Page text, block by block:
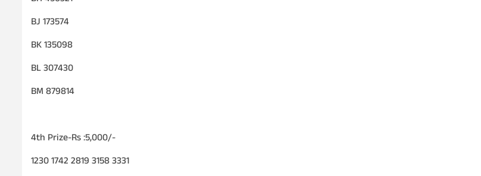
BJ 173574
BK 135098
BL 307430
BM 879814
4th Prize-Rs :5,000/-
1230 1742 2819 3158 3331